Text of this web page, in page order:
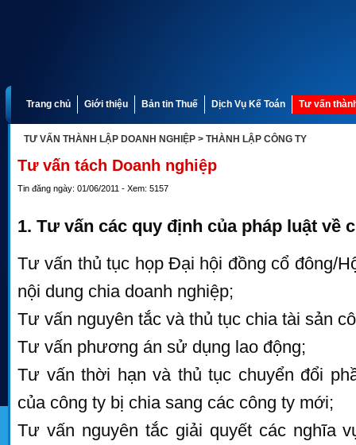
Trang chủ Giới thiệu Bản tin Thuế Dịch Vụ Kế Toán Tư vấn
TƯ VẤN THÀNH LẬP DOANH NGHIỆP > THÀNH LẬP CÔNG TY
Tư vấn tách Doanh nghiệp
Tin đăng ngày: 01/06/2011 - Xem: 5157
1. Tư vấn các quy định của pháp luật về
Tư vấn thủ tục họp Đại hội đồng cổ đông/
nội dung chia doanh nghiệp;
Tư vấn nguyên tắc và thủ tục chia tài sản
Tư vấn phương án sử dụng lao động;
Tư vấn thời hạn và thủ tục chuyển đổi
của công ty bị chia sang các công ty mới;
Tư vấn nguyên tắc giải quyết các nghĩa